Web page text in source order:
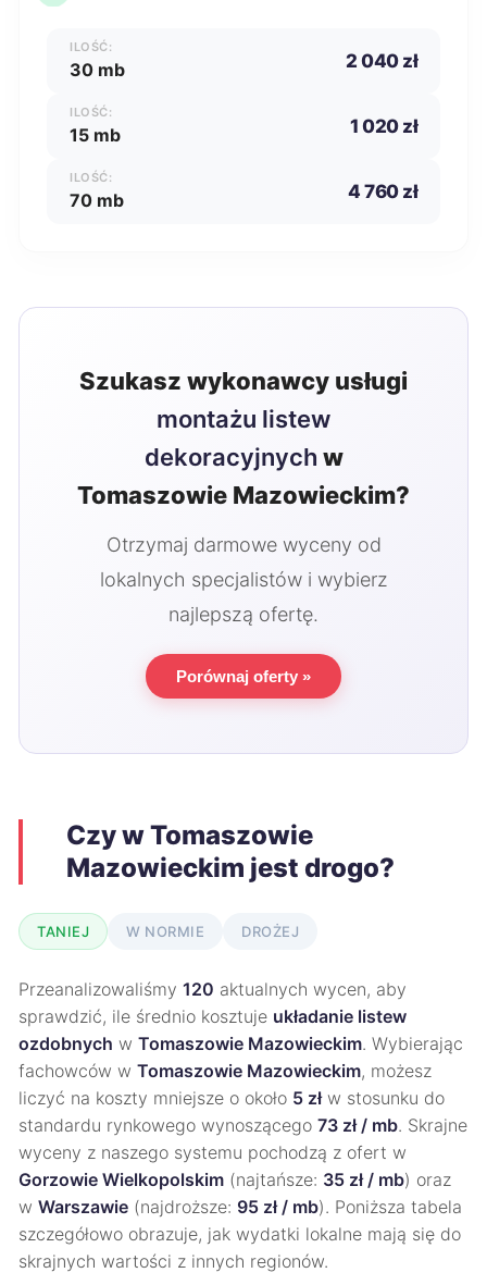
ILOŚĆ:
30 mb 2 040 zł
ILOŚĆ:
15 mb 1 020 zł
ILOŚĆ:
70 mb 4 760 zł
Szukasz wykonawcy usługi
montażu listew
dekoracyjnych w
Tomaszowie Mazowieckim?
Otrzymaj darmowe wyceny od
lokalnych specjalistów i wybierz
najlepszą ofertę.
Porównaj oferty »
Czy w Tomaszowie
Mazowieckim jest drogo?
TANIEJ W NORMIE DROŻEJ
Przeanalizowaliśmy 120 aktualnych wycen, aby
sprawdzić, ile średnio kosztuje układanie listew
ozdobnych w Tomaszowie Mazowieckim. Wybierając
fachowców w Tomaszowie Mazowieckim, możesz
liczyć na koszty mniejsze o około 5 złw stosunku do
standardu rynkowego wynoszącego 73 zł / mb. Skrajne
wyceny z naszego systemu pochodzą z ofert w
Gorzowie Wielkopolskim (najtańsze: 35 zł / mb) oraz
w Warszawie (najdroższe: 95 zł / mb). Poniższa tabela
szczegółowo obrazuje, jak wydatki lokalne mają się do
skrajnych wartości z innych regionów.